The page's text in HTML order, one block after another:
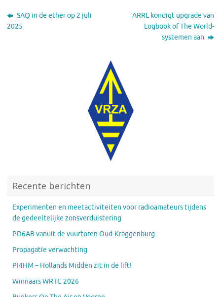
SAQ in de ether op 2 juli
2025
ARRL kondigt upgrade van
Logbook of The World-
systemen aan
Recente berichten
Experimenten en meetactiviteiten voor radioamateurs tijdens
de gedeeltelijke zonsverduistering
PD6AB vanuit de vuurtoren Oud-Kraggenburg
Propagatie verwachting
PI4HM – Hollands Midden zit in de lift!
Winnaars WRTC 2026